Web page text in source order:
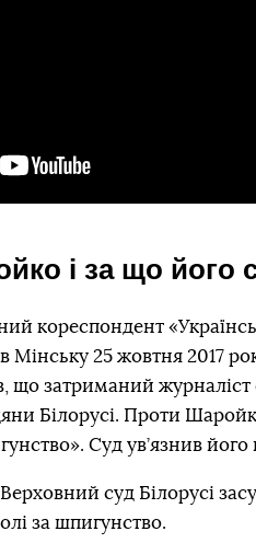
і за що його
кореспондент
Мінську 25 жовтня 2017
що затриманий
Білорусі. Проти
Суд ув’язнив його
суд Білорусі
за шпигунство.